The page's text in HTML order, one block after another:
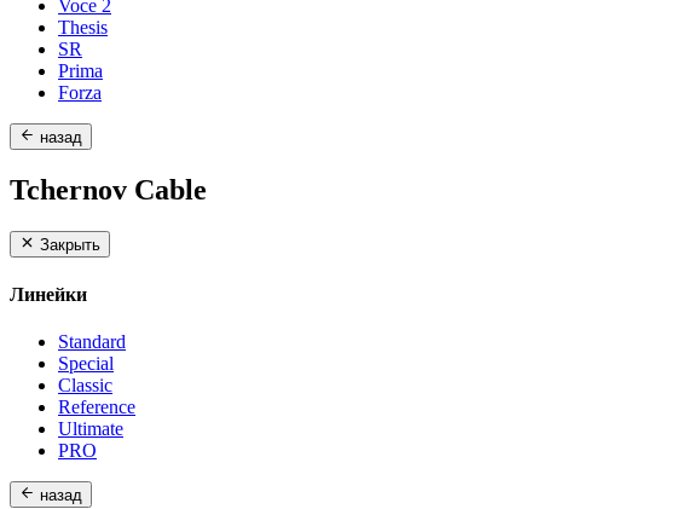
Voce 2
Thesis
SR
Prima
Forza
назад
Tchernov Cable
Закрыть
Линейки
Standard
Special
Classic
Reference
Ultimate
PRO
назад